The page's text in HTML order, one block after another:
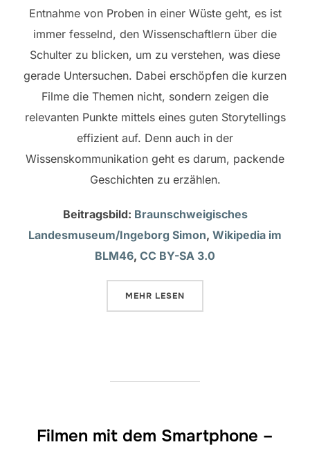
Entnahme von Proben in einer Wüste geht, es ist
immer fesselnd, den Wissenschaftlern über die
Schulter zu blicken, um zu verstehen, was diese
gerade Untersuchen. Dabei erschöpfen die kurzen
Filme die Themen nicht, sondern zeigen die
relevanten Punkte mittels eines guten Storytellings
effizient auf. Denn auch in der
Wissenskommunikation geht es darum, packende
Geschichten zu erzählen.
Beitragsbild: Braunschweigisches
Landesmuseum/Ingeborg Simon, Wikipedia im
BLM46, CC BY-SA 3.0
MEHR ÜBER „FILMEN FÜR DIE
LESEN
Filmen mit dem Smartphone –